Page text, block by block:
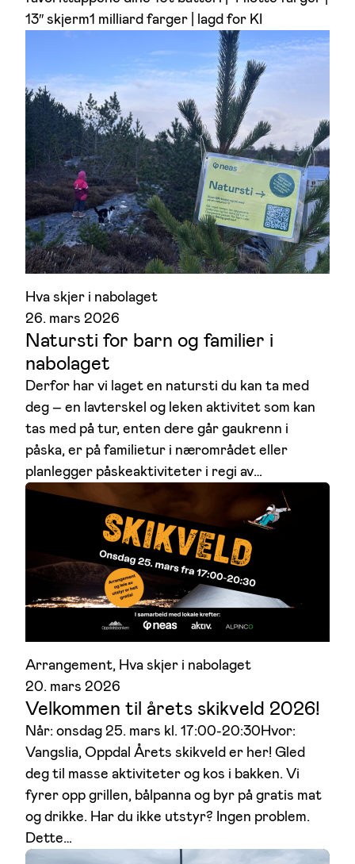
13″ skjerm1 milliard farger | lagd for KI
Hva skjer i nabolaget
26. mars 2026
Natursti for barn og familier i
nabolaget
Derfor har vi laget en natursti du kan ta med
deg – en lavterskel og leken aktivitet som kan
tas med på tur, enten dere går gaukrenn i
påska, er på familietur i nærområdet eller
planlegger påskeaktiviteter i regi av…
Arrangement, Hva skjer i nabolaget
20. mars 2026
Velkommen til årets skikveld 2026!
Når: onsdag 25. mars kl. 17:00-20:30Hvor:
Vangslia, Oppdal Årets skikveld er her! Gled
deg til masse aktiviteter og kos i bakken. Vi
fyrer opp grillen, bålpanna og byr på gratis mat
og drikke. Har du ikke utstyr? Ingen problem.
Dette…